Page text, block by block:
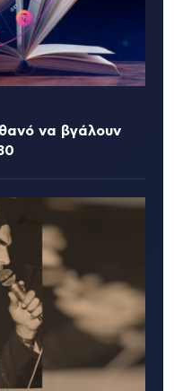
να βγάλουν